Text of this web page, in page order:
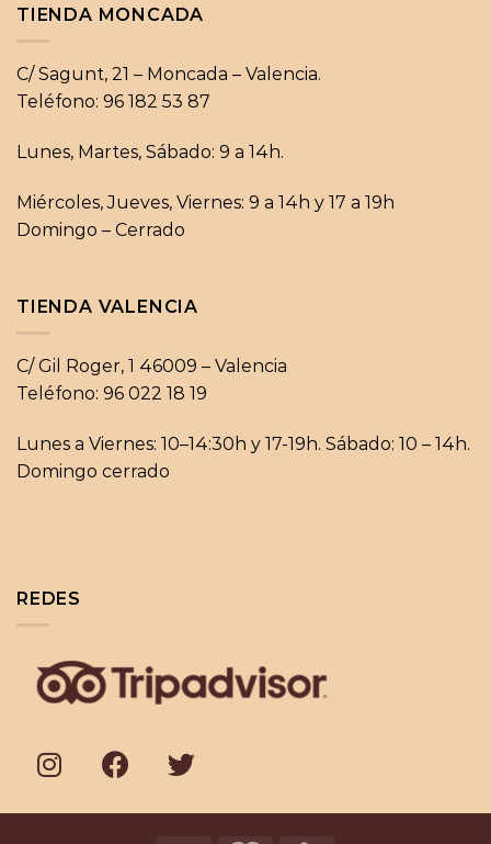
TIENDA MONCADA
C/ Sagunt, 21 – Moncada – Valencia.
Teléfono: 96 182 53 87
Lunes, Martes, Sábado: 9 a 14h.
Miércoles, Jueves, Viernes: 9 a 14h y 17 a 19h
Domingo – Cerrado
TIENDA VALENCIA
C/ Gil Roger, 1 46009 – Valencia
Teléfono: 96 022 18 19
Lunes a Viernes: 10–14:30h y 17-19h. Sábado: 10 – 14h.
Domingo cerrado
REDES